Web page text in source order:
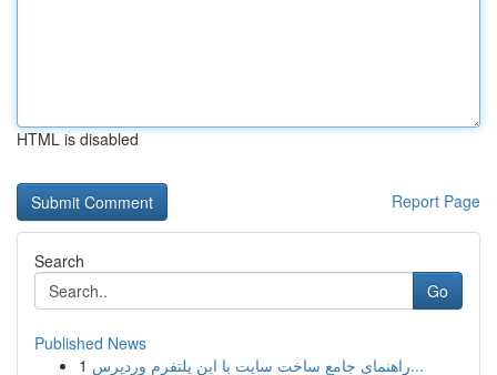
HTML is disabled
Report Page
Search
Go
Published News
1
راهنمای جامع ساخت سایت با این پلتفرم وردپرس...